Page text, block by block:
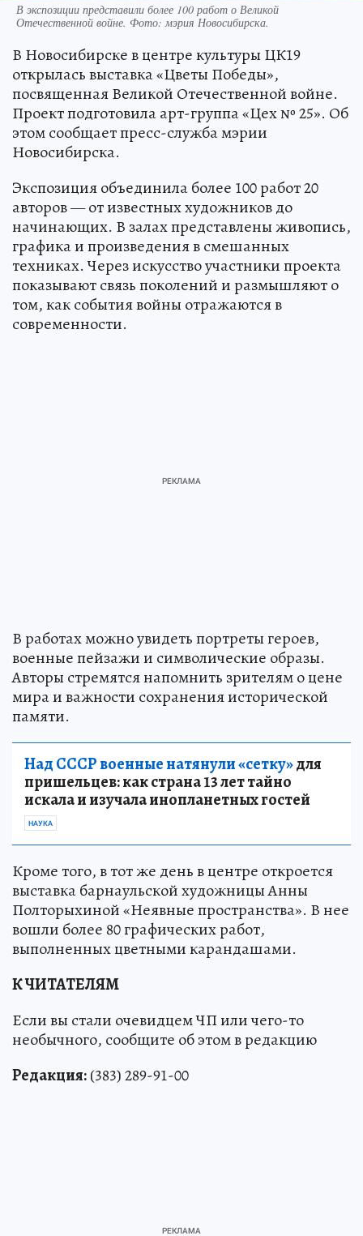
В экспозиции представили более 100 работ о Великой
Отечественной войне. Фото: мэрия Новосибирска.
В Новосибирске в центре культуры ЦК19
открылась выставка «Цветы Победы»,
посвященная Великой Отечественной войне.
Проект подготовила арт-группа «Цех № 25». Об
этом сообщает пресс-служба мэрии
Новосибирска.
Экспозиция объединила более 100 работ 20
авторов — от известных художников до
начинающих. В залах представлены живопись,
графика и произведения в смешанных
техниках. Через искусство участники проекта
показывают связь поколений и размышляют о
том, как события войны отражаются в
современности.
В работах можно увидеть портреты героев,
военные пейзажи и символические образы.
Авторы стремятся напомнить зрителям о цене
мира и важности сохранения исторической
памяти.
Над СССР военные натянули «сетку»для
пришельцев: как страна 13 лет тайно
искала и изучала инопланетных гостей
НАУКА
Кроме того, в тот же день в центре откроется
выставка барнаульской художницы Анны
Полторыхиной «Неявные пространства». В нее
вошли более 80 графических работ,
выполненных цветными карандашами.
К ЧИТАТЕЛЯМ
Если вы стали очевидцем ЧП или чего-то
необычного, сообщите об этом в редакцию
Редакция:(383) 289-91-00